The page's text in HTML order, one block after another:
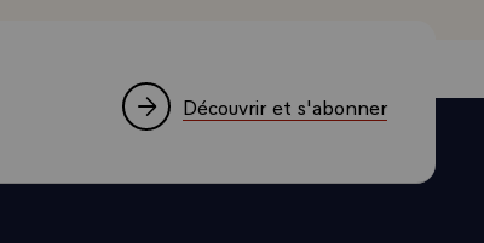
Découvrir et s'abonner